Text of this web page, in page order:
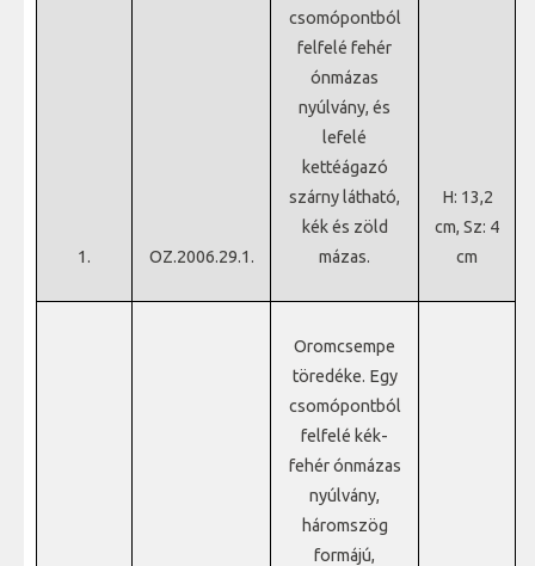
1. OZ.2006.29.1.
csomópontból
felfelé fehér
ónmázas
nyúlvány, és
lefelé
kettéágazó
szárny látható,
kék és zöld
mázas.
H: 13,2
cm, Sz: 4
cm
Oromcsempe
töredéke. Egy
csomópontból
felfelé kék-
fehér ónmázas
nyúlvány,
háromszög
formájú,